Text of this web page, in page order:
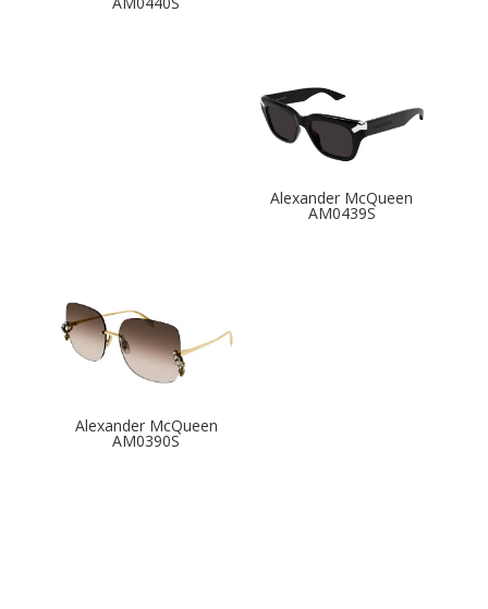
Alexander McQueen
AM0439S
Alexander McQueen
AM0390S